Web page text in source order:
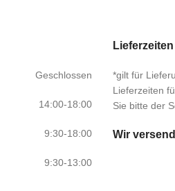
Geschlossen
14:00-18:00
9:30-18:00
9:30-13:00
*gilt für
Lieferzeiten
Sie bitte der
Wir